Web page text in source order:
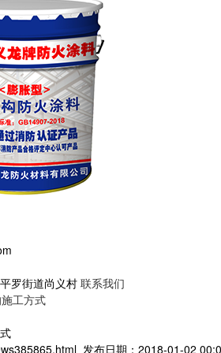
罗街道尚义村 联系我们
工方式
发布日期：2018-01-02